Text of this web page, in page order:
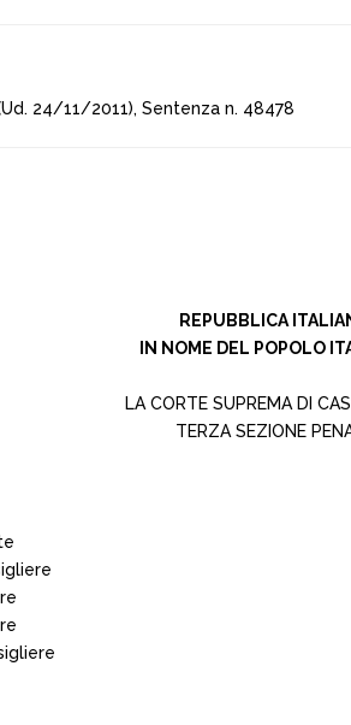
24/11/2011), Sentenza n. 48478
REPUBBLICA
IN NOME DEL POPOLO
LA CORTE SUPREMA DI
TERZA SEZIONE